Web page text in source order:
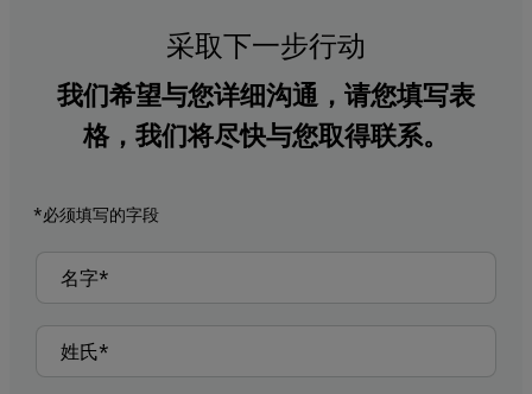
采取下一步行动
我们希望与您详细沟通，请您填写表
格，我们将尽快与您取得联系。
*必须填写的字段